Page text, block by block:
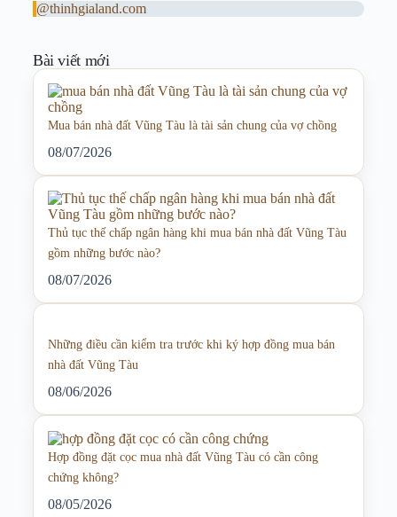
@thinhgialand.com
Bài viết mới
Mua bán nhà đất Vũng Tàu là tài sản chung của vợ chồng
08/07/2026
Thủ tục thế chấp ngân hàng khi mua bán nhà đất Vũng Tàu
gồm những bước nào?
08/07/2026
Những điều cần kiểm tra trước khi ký hợp đồng mua bán
nhà đất Vũng Tàu
08/06/2026
Hợp đồng đặt cọc mua nhà đất Vũng Tàu có cần công
chứng không?
08/05/2026